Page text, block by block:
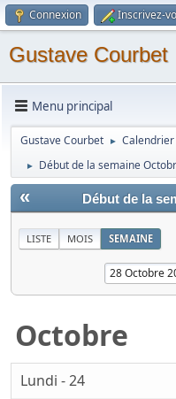
Connexion Inscrivez-
Gustave Courbet
Menu principal
Gustave Courbet ► Calendrier
► Début de la semaine
« Début de la
LISTE MOIS SEMAINE
Octobre
Lundi - 24